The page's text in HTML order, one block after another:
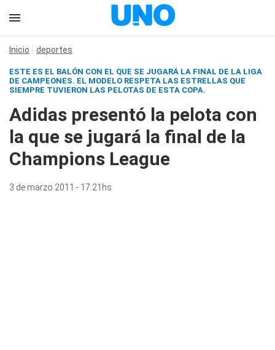
Inicio deportes
ESTE ES EL BALÓN CON EL QUE SE JUGARÁ LA FINAL DE LA LIGA
DE CAMPEONES. EL MODELO RESPETA LAS ESTRELLAS QUE
SIEMPRE TUVIERON LAS PELOTAS DE ESTA COPA.
Adidas presentó la pelota con
la que se jugará la final de la
Champions League
3 de marzo 2011 - 17:21hs